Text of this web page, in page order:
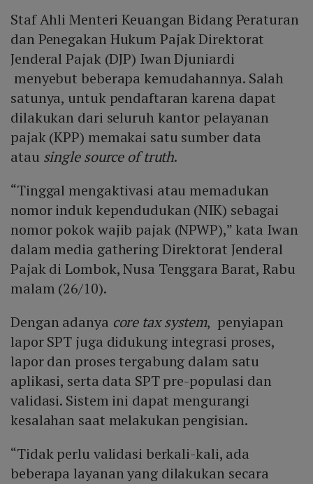
Staf Ahli Menteri Keuangan Bidang Peraturan
dan Penegakan Hukum Pajak Direktorat
Jenderal Pajak (DJP) Iwan Djuniardi
menyebut beberapa kemudahannya. Salah
satunya, untuk pendaftaran karena dapat
dilakukan dari seluruh kantor pelayanan
pajak (KPP) memakai satu sumber data
atau single source of truth.
“Tinggal mengaktivasi atau memadukan
nomor induk kependudukan (NIK) sebagai
nomor pokok wajib pajak (NPWP),” kata Iwan
dalam media gathering Direktorat Jenderal
Pajak di Lombok, Nusa Tenggara Barat, Rabu
malam (26/10).
Dengan adanya core tax system, penyiapan
lapor SPT juga didukung integrasi proses,
lapor dan proses tergabung dalam satu
aplikasi, serta data SPT pre-populasi dan
validasi. Sistem ini dapat mengurangi
kesalahan saat melakukan pengisian.
“Tidak perlu validasi berkali-kali, ada
beberapa layanan yang dilakukan secara